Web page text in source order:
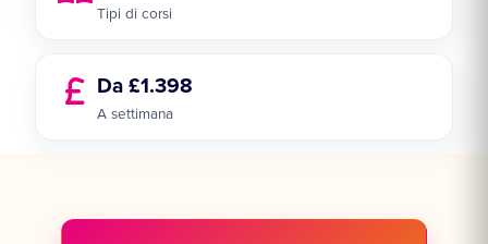
Tipi di corsi
Da £1.398
A settimana